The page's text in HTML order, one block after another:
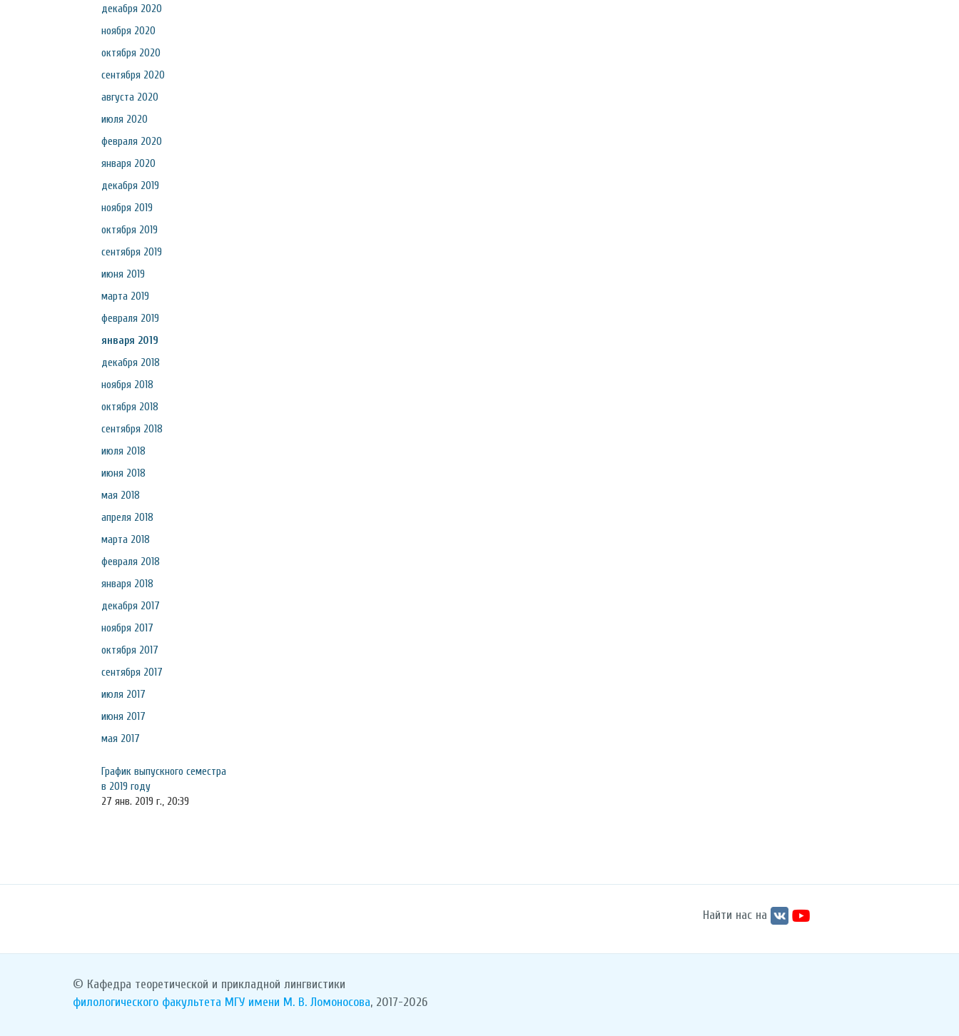
декабря 2020
ноября 2020
октября 2020
сентября 2020
августа 2020
июля 2020
февраля 2020
января 2020
декабря 2019
ноября 2019
октября 2019
сентября 2019
июня 2019
марта 2019
февраля 2019
января 2019
декабря 2018
ноября 2018
октября 2018
сентября 2018
июля 2018
июня 2018
мая 2018
апреля 2018
марта 2018
февраля 2018
января 2018
декабря 2017
ноября 2017
октября 2017
сентября 2017
июля 2017
июня 2017
мая 2017
График выпускного семестра
в 2019 году
27 янв. 2019 г., 20:39
Найти нас на
© Кафедра теоретической и прикладной лингвистики
филологического факультета МГУ имени М. В. Ломоносова, 2017-2026